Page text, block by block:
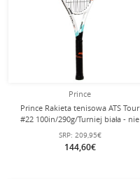
Prince
Prince Rakieta tenisowa ATS Tour
#22 100in/290g/Turniej biała - nie
SRP: 209,95€
144,60€